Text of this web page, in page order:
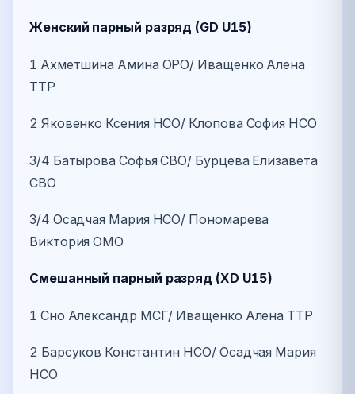
Женский парный разряд (GD U15)
1 Ахметшина Амина ОРО/ Иващенко Алена
ТТР
2 Яковенко Ксения НСО/ Клопова София НСО
3/4 Батырова Софья СВО/ Бурцева Елизавета
СВО
3/4 Осадчая Мария НСО/ Пономарева
Виктория ОМО
Смешанный парный разряд (XD U15)
1 Сно Александр МСГ/ Иващенко Алена ТТР
2 Барсуков Константин НСО/ Осадчая Мария
НСО